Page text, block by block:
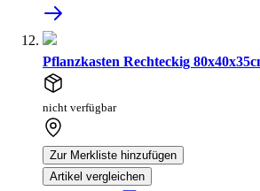
Pflanzkasten Rechteckig
nicht verfügbar
Zur Merkliste hinzufügen
Artikel vergleichen